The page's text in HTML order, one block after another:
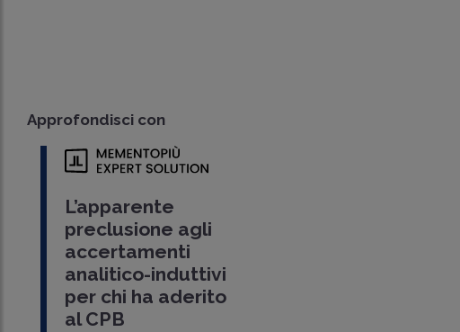
Approfondisci con
L’apparente
preclusione agli
accertamenti
analitico-induttivi
per chi ha aderito
al CPB